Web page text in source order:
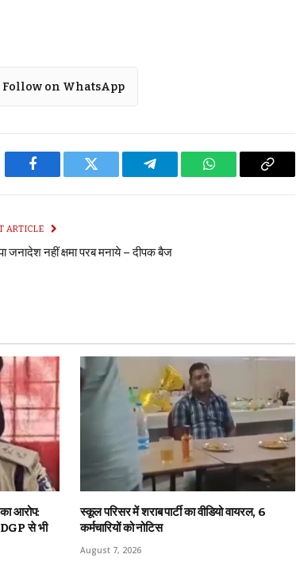
Follow on WhatsApp
Facebook Twitter Telegram WhatsAppCopy
ARTICLE
जनादेश नहीं क्षमा परब मनाये – दीपक बैज
आरोप:
DGP से भी
स्कूल परिसर में शराब पार्टी का वीडियो वायरल, 6
कर्मचारियों को नोटिस
August 7, 2026